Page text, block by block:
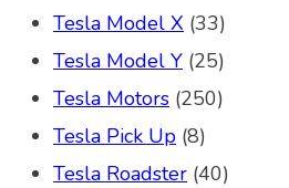
Tesla Model X (33)
Tesla Model Y (25)
Tesla Motors (250)
Tesla Pick Up (8)
Tesla Roadster (40)